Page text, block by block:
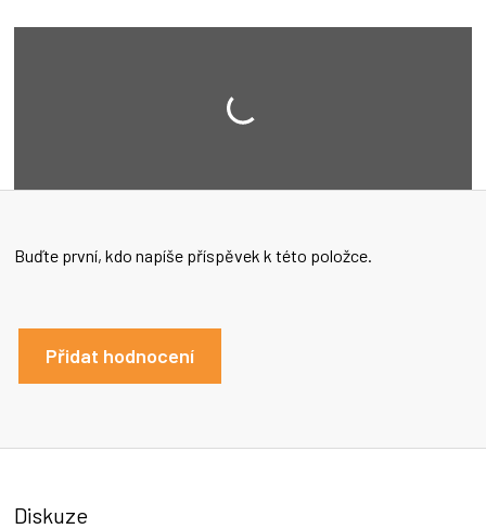
Buďte první, kdo napíše příspěvek k této položce.
Přidat hodnocení
Diskuze